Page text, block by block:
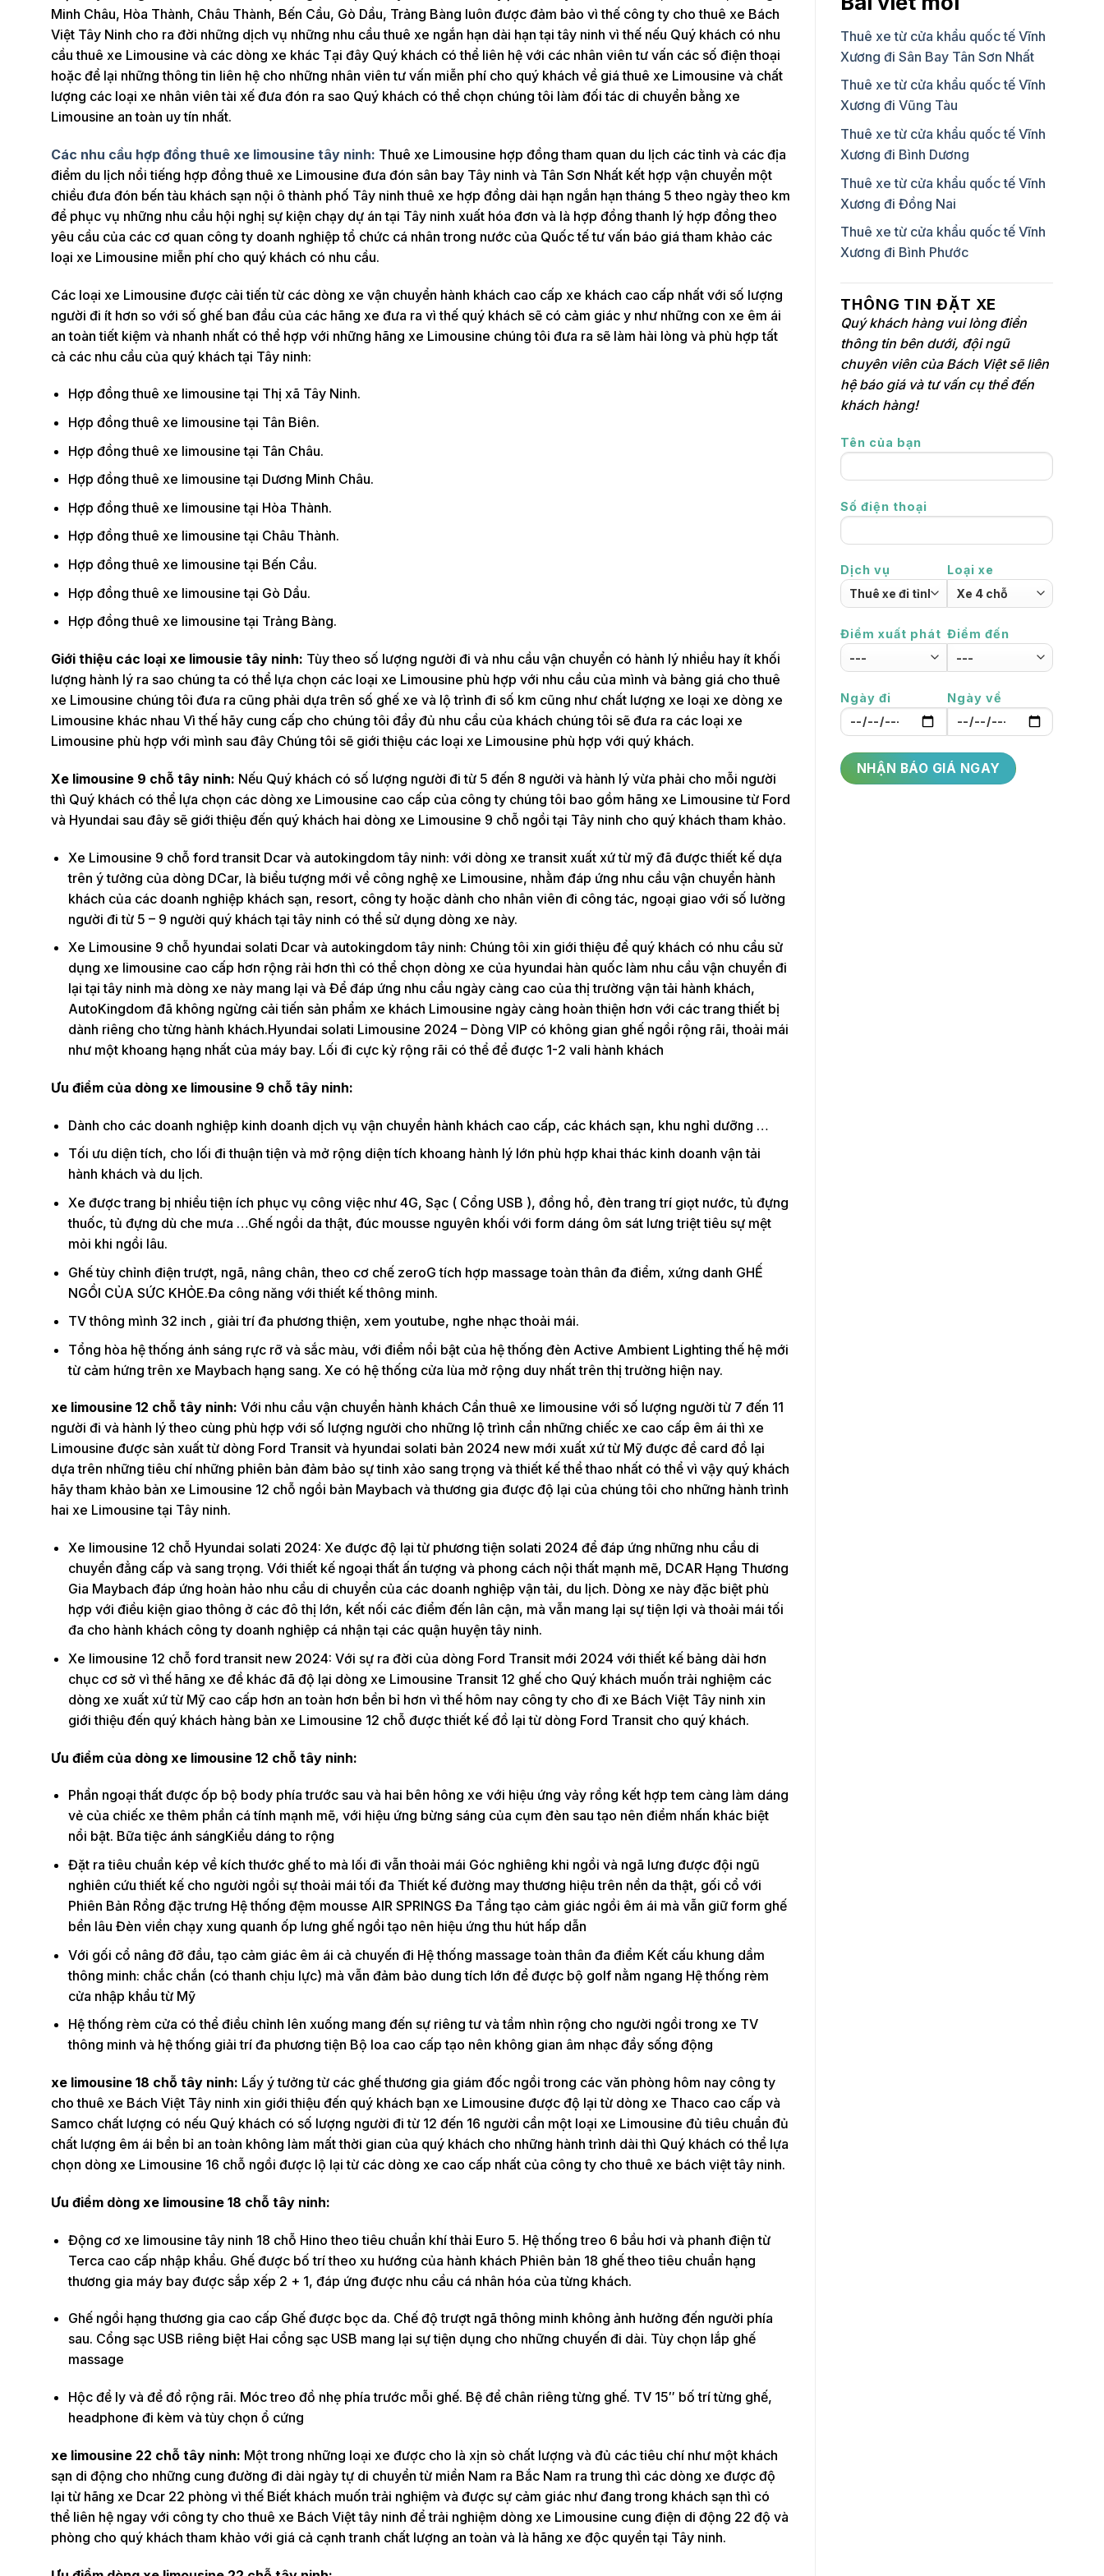
Minh Châu, Hòa Thành, Châu Thành, Bến Cầu, Gò Dầu, Trảng Bàng luôn được đảm bảo vì thế công ty cho thuê xe Bách
Việt Tây Ninh cho ra đời những dịch vụ những nhu cầu thuê xe ngắn hạn dài hạn tại tây ninh vì thế nếu Quý khách có nhu
cầu thuê xe Limousine và các dòng xe khác Tại đây Quý khách có thể liên hệ với các nhân viên tư vấn các số điện thoại
hoặc để lại những thông tin liên hệ cho những nhân viên tư vấn miễn phí cho quý khách về giá thuê xe Limousine và chất
lượng các loại xe nhân viên tài xế đưa đón ra sao Quý khách có thể chọn chúng tôi làm đối tác di chuyển bằng xe
Limousine an toàn uy tín nhất.
Các nhu cầu hợp đồng thuê xe limousine tây ninh: Thuê xe Limousine hợp đồng tham quan du lịch các tỉnh và các địa
điểm du lịch nổi tiếng hợp đồng thuê xe Limousine đưa đón sân bay Tây ninh và Tân Sơn Nhất kết hợp vận chuyển một
chiều đưa đón bến tàu khách sạn nội ô thành phố Tây ninh thuê xe hợp đồng dài hạn ngắn hạn tháng 5 theo ngày theo km
để phục vụ những nhu cầu hội nghị sự kiện chạy dự án tại Tây ninh xuất hóa đơn và là hợp đồng thanh lý hợp đồng theo
yêu cầu của các cơ quan công ty doanh nghiệp tổ chức cá nhân trong nước của Quốc tế tư vấn báo giá tham khảo các
loại xe Limousine miễn phí cho quý khách có nhu cầu.
Các loại xe Limousine được cải tiến từ các dòng xe vận chuyển hành khách cao cấp xe khách cao cấp nhất với số lượng
người đi ít hơn so với số ghế ban đầu của các hãng xe đưa ra vì thế quý khách sẽ có cảm giác y như những con xe êm ái
an toàn tiết kiệm và nhanh nhất có thể hợp với những hãng xe Limousine chúng tôi đưa ra sẽ làm hài lòng và phù hợp tất
cả các nhu cầu của quý khách tại Tây ninh:
Hợp đồng thuê xe limousine tại Thị xã Tây Ninh.
Hợp đồng thuê xe limousine tại Tân Biên.
Hợp đồng thuê xe limousine tại Tân Châu.
Hợp đồng thuê xe limousine tại Dương Minh Châu.
Hợp đồng thuê xe limousine tại Hòa Thành.
Hợp đồng thuê xe limousine tại Châu Thành.
Hợp đồng thuê xe limousine tại Bến Cầu.
Hợp đồng thuê xe limousine tại Gò Dầu.
Hợp đồng thuê xe limousine tại Trảng Bàng.
Giới thiệu các loại xe limousie tây ninh: Tùy theo số lượng người đi và nhu cầu vận chuyển có hành lý nhiều hay ít khối
lượng hành lý ra sao chúng ta có thể lựa chọn các loại xe Limousine phù hợp với nhu cầu của mình và bảng giá cho thuê
xe Limousine chúng tôi đưa ra cũng phải dựa trên số ghế xe và lộ trình đi số km cũng như chất lượng xe loại xe dòng xe
Limousine khác nhau Vì thế hãy cung cấp cho chúng tôi đầy đủ nhu cầu của khách chúng tôi sẽ đưa ra các loại xe
Limousine phù hợp với mình sau đây Chúng tôi sẽ giới thiệu các loại xe Limousine phù hợp với quý khách.
Xe limousine 9 chỗ tây ninh: Nếu Quý khách có số lượng người đi từ 5 đến 8 người và hành lý vừa phải cho mỗi người
thì Quý khách có thể lựa chọn các dòng xe Limousine cao cấp của công ty chúng tôi bao gồm hãng xe Limousine từ Ford
và Hyundai sau đây sẽ giới thiệu đến quý khách hai dòng xe Limousine 9 chỗ ngồi tại Tây ninh cho quý khách tham khảo.
Xe Limousine 9 chỗ ford transit Dcar và autokingdom tây ninh: với dòng xe transit xuất xứ từ mỹ đã được thiết kế dựa
trên ý tưởng của dòng DCar, là biểu tượng mới về công nghệ xe Limousine, nhằm đáp ứng nhu cầu vận chuyển hành
khách của các doanh nghiệp khách sạn, resort, công ty hoặc dành cho nhân viên đi công tác, ngoại giao với số lường
người đi từ 5 – 9 người quý khách tại tây ninh có thể sử dụng dòng xe này.
Xe Limousine 9 chỗ hyundai solati Dcar và autokingdom tây ninh: Chúng tôi xin giới thiệu để quý khách có nhu cầu sử
dụng xe limousine cao cấp hơn rộng rải hơn thì có thể chọn dòng xe của hyundai hàn quốc làm nhu cầu vận chuyển đi
lại tại tây ninh mà dòng xe này mang lại và Để đáp ứng nhu cầu ngày càng cao của thị trường vận tải hành khách,
AutoKingdom đã không ngừng cải tiến sản phẩm xe khách Limousine ngày càng hoàn thiện hơn với các trang thiết bị
dành riêng cho từng hành khách.Hyundai solati Limousine 2024 – Dòng VIP có không gian ghế ngồi rộng rãi, thoải mái
như một khoang hạng nhất của máy bay. Lối đi cực kỳ rộng rãi có thể để được 1-2 vali hành khách
Ưu điểm của dòng xe limousine 9 chỗ tây ninh:
Dành cho các doanh nghiệp kinh doanh dịch vụ vận chuyển hành khách cao cấp, các khách sạn, khu nghỉ dưỡng …
Tối ưu diện tích, cho lối đi thuận tiện và mở rộng diện tích khoang hành lý lớn phù hợp khai thác kinh doanh vận tải
hành khách và du lịch.
Xe được trang bị nhiều tiện ích phục vụ công việc như 4G, Sạc ( Cổng USB ), đồng hồ, đèn trang trí giọt nước, tủ đựng
thuốc, tủ đựng dù che mưa …Ghế ngồi da thật, đúc mousse nguyên khối với form dáng ôm sát lưng triệt tiêu sự mệt
mỏi khi ngồi lâu.
Ghế tùy chỉnh điện trượt, ngã, nâng chân, theo cơ chế zeroG tích hợp massage toàn thân đa điểm, xứng danh GHẾ
NGỒI CỦA SỨC KHỎE.Đa công năng với thiết kế thông minh.
TV thông mình 32 inch , giải trí đa phương thiện, xem youtube, nghe nhạc thoải mái.
Tổng hòa hệ thống ánh sáng rực rỡ và sắc màu, với điểm nổi bật của hệ thống đèn Active Ambient Lighting thế hệ mới
từ cảm hứng trên xe Maybach hạng sang. Xe có hệ thống cửa lùa mở rộng duy nhất trên thị trường hiện nay.
xe limousine 12 chỗ tây ninh: Với nhu cầu vận chuyển hành khách Cần thuê xe limousine với số lượng người từ 7 đến 11
người đi và hành lý theo cùng phù hợp với số lượng người cho những lộ trình cần những chiếc xe cao cấp êm ái thì xe
Limousine được sản xuất từ dòng Ford Transit và hyundai solati bản 2024 new mới xuất xứ từ Mỹ được đề card đồ lại
dựa trên những tiêu chí những phiên bản đảm bảo sự tinh xảo sang trọng và thiết kế thể thao nhất có thể vì vậy quý khách
hãy tham khảo bản xe Limousine 12 chỗ ngồi bản Maybach và thương gia được độ lại của chúng tôi cho những hành trình
hai xe Limousine tại Tây ninh.
Xe limousine 12 chỗ Hyundai solati 2024: Xe được độ lại từ phương tiện solati 2024 để đáp ứng những nhu cầu di
chuyển đẳng cấp và sang trọng. Với thiết kế ngoại thất ấn tượng và phong cách nội thất mạnh mẽ, DCAR Hạng Thương
Gia Maybach đáp ứng hoàn hảo nhu cầu di chuyển của các doanh nghiệp vận tải, du lịch. Dòng xe này đặc biệt phù
hợp với điều kiện giao thông ở các đô thị lớn, kết nối các điểm đến lân cận, mà vẫn mang lại sự tiện lợi và thoải mái tối
đa cho hành khách công ty doanh nghiệp cá nhận tại các quận huyện tây ninh.
Xe limousine 12 chỗ ford transit new 2024: Với sự ra đời của dòng Ford Transit mới 2024 với thiết kế bảng dài hơn
chục cơ sở vì thế hãng xe đề khác đã độ lại dòng xe Limousine Transit 12 ghế cho Quý khách muốn trải nghiệm các
dòng xe xuất xứ từ Mỹ cao cấp hơn an toàn hơn bền bỉ hơn vì thế hôm nay công ty cho đi xe Bách Việt Tây ninh xin
giới thiệu đến quý khách hàng bản xe Limousine 12 chỗ được thiết kế đồ lại từ dòng Ford Transit cho quý khách.
Ưu điểm của dòng xe limousine 12 chỗ tây ninh:
Phần ngoại thất được ốp bộ body phía trước sau và hai bên hông xe với hiệu ứng vảy rồng kết hợp tem càng làm dáng
vẻ của chiếc xe thêm phần cá tính mạnh mẽ, với hiệu ứng bừng sáng của cụm đèn sau tạo nên điểm nhấn khác biệt
nổi bật. Bữa tiệc ánh sángKiểu dáng to rộng
Đặt ra tiêu chuẩn kép về kích thước ghế to mà lối đi vẫn thoải mái Góc nghiêng khi ngồi và ngã lưng được đội ngũ
nghiên cứu thiết kế cho người ngồi sự thoải mái tối đa Thiết kế đường may thương hiệu trên nền da thật, gối cổ với
Phiên Bản Rồng đặc trưng Hệ thống đệm mousse AIR SPRINGS Đa Tầng tạo cảm giác ngồi êm ái mà vẫn giữ form ghế
bền lâu Đèn viền chạy xung quanh ốp lưng ghế ngồi tạo nên hiệu ứng thu hút hấp dẫn
Với gối cổ nâng đỡ đầu, tạo cảm giác êm ái cả chuyến đi Hệ thống massage toàn thân đa điểm Kết cấu khung dầm
thông minh: chắc chắn (có thanh chịu lực) mà vẫn đảm bảo dung tích lớn để được bộ golf nằm ngang Hệ thống rèm
cửa nhập khẩu từ Mỹ
Hệ thống rèm cửa có thể điều chỉnh lên xuống mang đến sự riêng tư và tầm nhìn rộng cho người ngồi trong xe TV
thông minh và hệ thống giải trí đa phương tiện Bộ loa cao cấp tạo nên không gian âm nhạc đầy sống động
xe limousine 18 chỗ tây ninh: Lấy ý tưởng từ các ghế thương gia giám đốc ngồi trong các văn phòng hôm nay công ty
cho thuê xe Bách Việt Tây ninh xin giới thiệu đến quý khách bạn xe Limousine được độ lại từ dòng xe Thaco cao cấp và
Samco chất lượng có nếu Quý khách có số lượng người đi từ 12 đến 16 người cần một loại xe Limousine đủ tiêu chuẩn đủ
chất lượng êm ái bền bỉ an toàn không làm mất thời gian của quý khách cho những hành trình dài thì Quý khách có thể lựa
chọn dòng xe Limousine 16 chỗ ngồi được lộ lại từ các dòng xe cao cấp nhất của công ty cho thuê xe bách việt tây ninh.
Ưu điểm dòng xe limousine 18 chỗ tây ninh:
Động cơ xe limousine tây ninh 18 chỗ Hino theo tiêu chuẩn khí thải Euro 5. Hệ thống treo 6 bầu hơi và phanh điện từ
Terca cao cấp nhập khẩu. Ghế được bố trí theo xu hướng của hành khách Phiên bản 18 ghế theo tiêu chuẩn hạng
thương gia máy bay được sắp xếp 2 + 1, đáp ứng được nhu cầu cá nhân hóa của từng khách.
Ghế ngồi hạng thương gia cao cấp Ghế được bọc da. Chế độ trượt ngã thông minh không ảnh hưởng đến người phía
sau. Cổng sạc USB riêng biệt Hai cổng sạc USB mang lại sự tiện dụng cho những chuyến đi dài. Tùy chọn lắp ghế
massage
Hộc để ly và để đồ rộng rãi. Móc treo đồ nhẹ phía trước mỗi ghế. Bệ để chân riêng từng ghế. TV 15″ bố trí từng ghế,
headphone đi kèm và tùy chọn ổ cứng
xe limousine 22 chỗ tây ninh: Một trong những loại xe được cho là xịn sò chất lượng và đủ các tiêu chí như một khách
sạn di động cho những cung đường đi dài ngày tự di chuyển từ miền Nam ra Bắc Nam ra trung thì các dòng xe được độ
lại từ hãng xe Dcar 22 phòng vì thế Biết khách muốn trải nghiệm và được sự cảm giác như đang trong khách sạn thì có
thể liên hệ ngay với công ty cho thuê xe Bách Việt tây ninh để trải nghiệm dòng xe Limousine cung điện di động 22 độ và
phòng cho quý khách tham khảo với giá cả cạnh tranh chất lượng an toàn và là hãng xe độc quyền tại Tây ninh.
Thuê xe từ cửa khẩu quốc tế Vĩnh
Xương đi Sân Bay Tân Sơn Nhất
Thuê xe từ cửa khẩu quốc tế Vĩnh
Xương đi Vũng Tàu
Thuê xe từ cửa khẩu quốc tế Vĩnh
Xương đi Bình Dương
Thuê xe từ cửa khẩu quốc tế Vĩnh
Xương đi Đồng Nai
Thuê xe từ cửa khẩu quốc tế Vĩnh
Xương đi Bình Phước
THÔNG TIN ĐẶT XE
Quý khách hàng vui lòng điền
thông tin bên dưới, đội ngũ
chuyên viên của Bách Việt sẽ liên
hệ báo giá và tư vấn cụ thể đến
khách hàng!
Tên của bạn
Số điện thoại
Dịch vụ Loại xe
Điểm xuất phát Điểm đến
Ngày đi Ngày về